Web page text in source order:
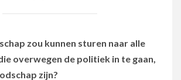
zou kunnen sturen naar alle
overwegen de politiek in te gaan,
zijn?